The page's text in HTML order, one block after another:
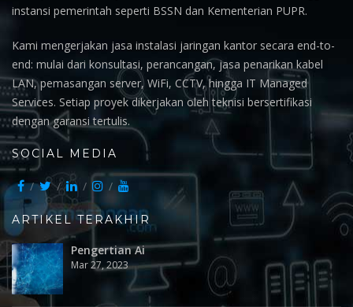
instansi pemerintah seperti BSSN dan Kementerian PUPR.
Kami mengerjakan jasa instalasi jaringan kantor secara end-to-
end: mulai dari konsultasi, perancangan, jasa penarikan kabel
LAN, pemasangan server, WiFi, CCTV, hingga IT Managed
Services. Setiap proyek dikerjakan oleh teknisi bersertifikasi
dengan garansi tertulis.
SOCIAL MEDIA
ARTIKEL TERAKHIR
Pengertian Ai
Mar 27, 2023